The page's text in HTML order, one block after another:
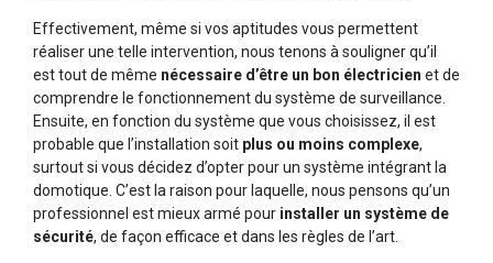
Effectivement, même si vos aptitudes vous permettent
réaliser une telle intervention, nous tenons à souligner qu’il
est tout de même nécessaire d’être un bon électricien et de
comprendre le fonctionnement du système de surveillance.
Ensuite, en fonction du système que vous choisissez, il est
probable que l’installation soit plus ou moins complexe,
surtout si vous décidez d’opter pour un système intégrant la
domotique. C’est la raison pour laquelle, nous pensons qu’un
professionnel est mieux armé pour installer un système de
sécurité, de façon efficace et dans les règles de l’art.